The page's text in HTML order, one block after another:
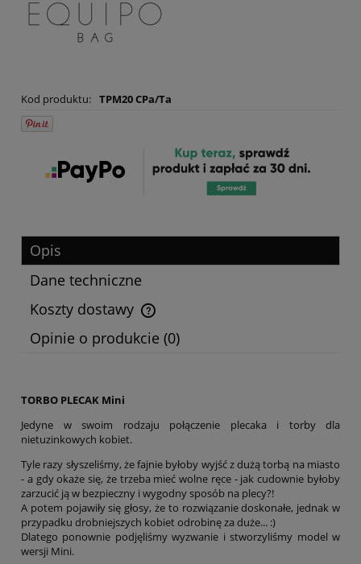
Kod produktu: TPM20 CPa/Ta
Opis
Dane techniczne
Koszty dostawy
Cena nie zawiera ewentualnych kosztów płatności
Opinie o produkcie (0)
TORBO PLECAK Mini
Jedyne w swoim rodzaju połączenie plecaka i torby dla
nietuzinkowych kobiet.
Tyle razy słyszeliśmy, że fajnie byłoby wyjść z dużą torbą na miasto
- a gdy okaże się, że trzeba mieć wolne ręce - jak cudownie byłoby
zarzucić ją w bezpieczny i wygodny sposób na plecy?!
A potem pojawiły się głosy, że to rozwiązanie doskonałe, jednak w
przypadku drobniejszych kobiet odrobinę za duże... :)
Dlatego ponownie podjęliśmy wyzwanie i stworzyliśmy model w
wersji Mini.